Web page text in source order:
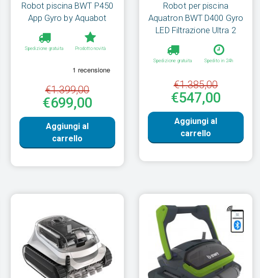
Robot piscina BWT P450
App Gyro by Aquabot
Spedizione gratuita Prodotto novità
€1.399,00
€699,00
Aggiungi al
carrello
Robot per piscina
Aquatron BWT D400 Gyro
LED Filtrazione Ultra 2
Spedizione gratuita Spedito in 24h
€1.385,00
€547,00
Aggiungi al
carrello